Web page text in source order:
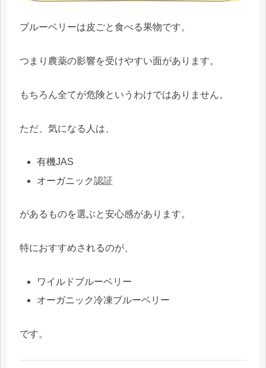
ブルーベリーは皮ごと食べる果物です。
つまり農薬の影響を受けやすい面があります。
もちろん全てが危険というわけではありません。
ただ、気になる人は、
有機JAS
オーガニック認証
があるものを選ぶと安心感があります。
特におすすめされるのが、
ワイルドブルーベリー
オーガニック冷凍ブルーベリー
です。